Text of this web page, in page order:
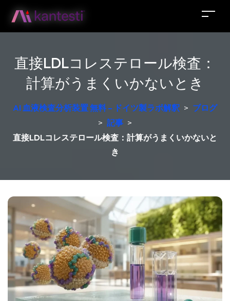
直接LDLコレステロール検査：
計算がうまくいかないとき
AI 血液検査分析装置 無料 – ドイツ製ラボ解釈 > ブログ
> 記事 >
直接LDLコレステロール検査：計算がうまくいかないと
き